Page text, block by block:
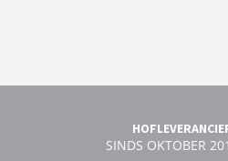
SINDS OKTOBER